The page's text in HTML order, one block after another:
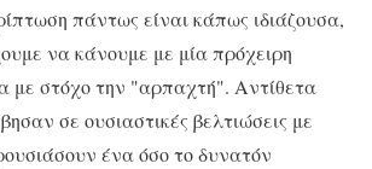
πάντως είναι κάπως ιδιάζουσα,
να κάνουμε με μία πρόχειρη
με στόχο την "αρπαχτή". Αντίθετα
σε ουσιαστικές βελτιώσεις με
ένα όσο το δυνατόν